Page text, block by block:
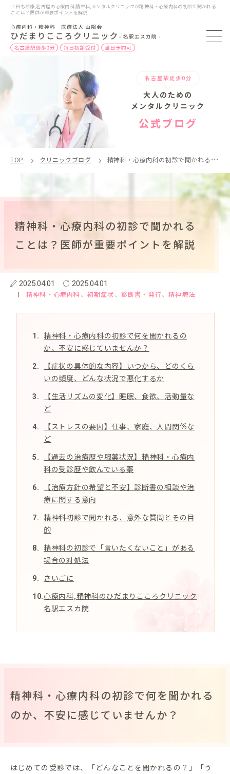
土日も診療,名古屋の心療内科,精神科,メンタルクリニックが精神科・心療内科の初診で聞かれる
ことは？医師が重要ポイントを解説
名古屋駅徒歩0分
大人のための
メンタルクリニック
公式ブログ
TOP クリニックブログ 精神科・心療内科の初診で聞かれることは？医師が重要ポイントを解説
精神科・心療内科の初診で聞かれる
ことは？医師が重要ポイントを解説
2025.04.01 2025.04.01
精神科・心療内科、初期症状、診断書・発行、精神療法
精神科・心療内科の初診で何を聞かれるの
か、不安に感じていませんか？
【症状の具体的な内容】いつから、どのくら
いの頻度、どんな状況で悪化するか
【生活リズムの変化】睡眠、食欲、活動量な
ど
【ストレスの要因】仕事、家庭、人間関係な
ど
【過去の治療歴や服薬状況】精神科・心療内
科の受診歴や飲んでいる薬
【治療方針の希望と不安】診断書の相談や治
療に関する意向
精神科初診で聞かれる、意外な質問とその目
的
精神科の初診で「言いたくないこと」がある
場合の対処法
さいごに
心療内科,精神科のひだまりこころクリニック
名駅エスカ院
精神科・心療内科の初診で何を聞かれる
のか、不安に感じていませんか？
はじめての受診では、「どんなことを聞かれるの？」「う